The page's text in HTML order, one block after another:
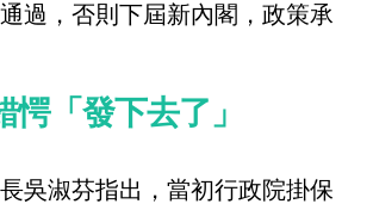
過，否則下屆新內閣，政策承
愕「發下去了」
吳淑芬指出，當初行政院掛保